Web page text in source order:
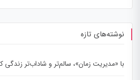
نوشته‌های تازه
با «مدیریت زمان»، سالم‌تر و شاداب‌تر زندگی